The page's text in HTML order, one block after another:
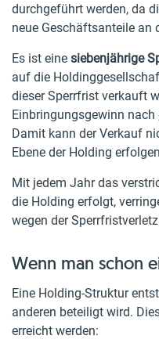
durchgeführt werden, da
neue Geschäftsanteile an
Es ist eine siebenjährige
auf die
dieser Sperrfrist verkauft
Einbringungsgewinn nach
Damit kann der Verkauf
Ebene der Holding
Mit jedem Jahr das
die Holding erfolgt,
wegen der
Wenn man schon
Eine Holding-Struktur
anderen beteiligt wird.
erreicht werden: